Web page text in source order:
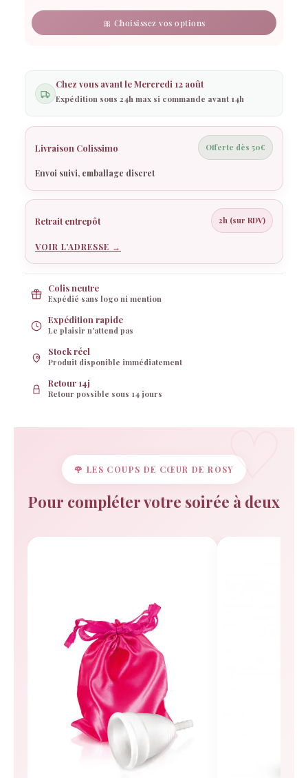
🎀 Choisissez vos options
Chez vous avant leMercredi 12 août
Expédition sous 24h max si commande avant 14h
Livraison Colissimo Offerte dès 50€
Envoi suivi, emballage discret
Retrait entrepôt 2h (sur RDV)
VOIR L'ADRESSE →
Colis neutre
Expédié sans logo ni mention
Expédition rapide
Le plaisir n'attend pas
Stock réel
Produit disponible immédiatement
Retour 14j
Retour possible sous 14 jours
🌹 LES COUPS DE CŒUR DE ROSY
Pour compléter votre soirée à deux